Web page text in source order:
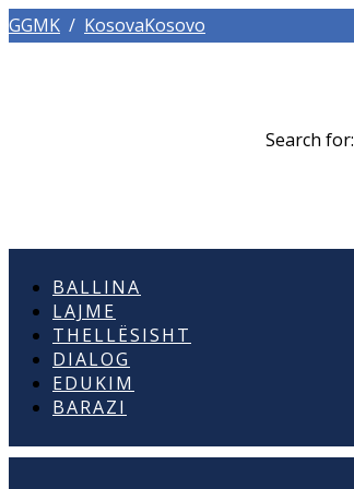
GGMK / KosovaKosovo
Search for:
BALLINA
LAJME
THELLËSISHT
DIALOG
EDUKIM
BARAZI